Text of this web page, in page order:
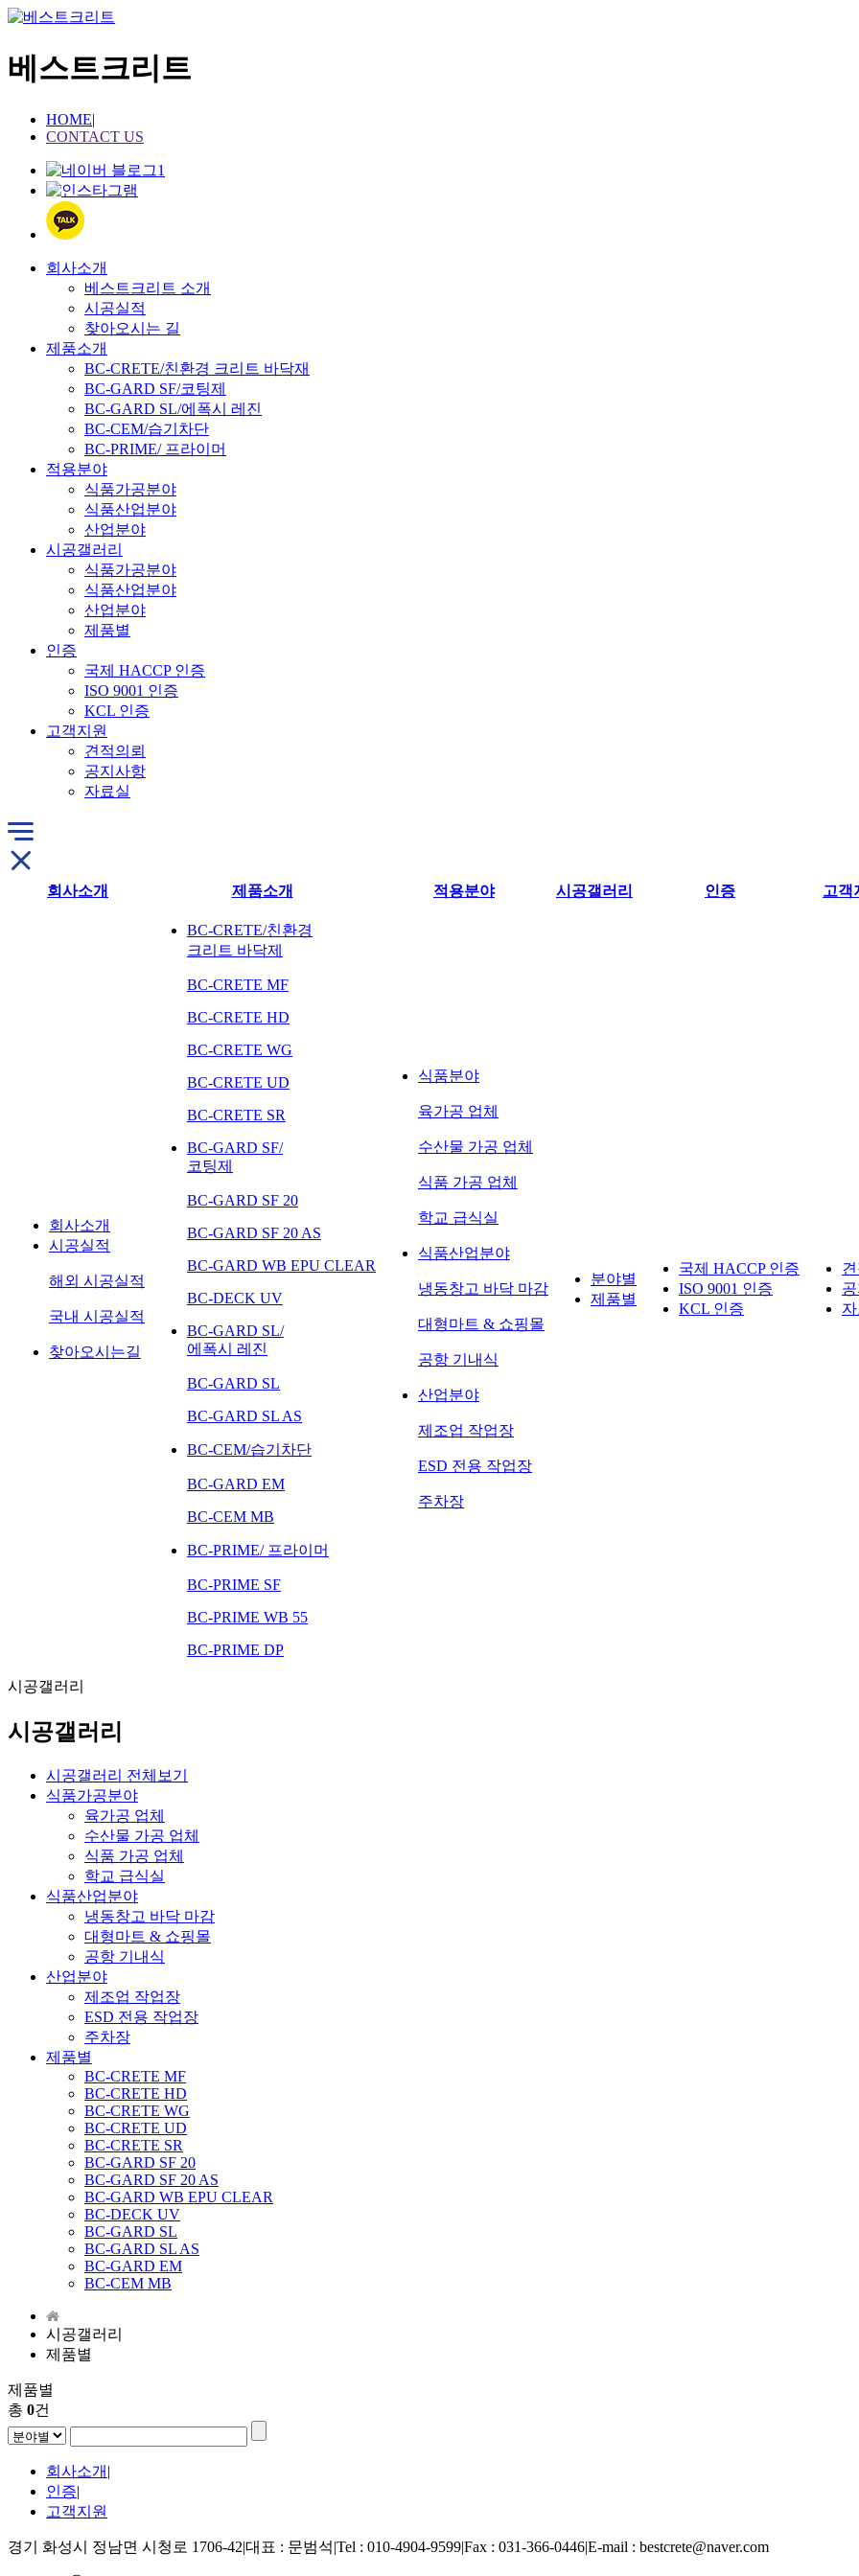
베스트크리트
HOME|
CONTACT US
회사소개
베스트크리트 소개
시공실적
찾아오시는 길
제품소개
BC-CRETE/친환경 크리트 바닥재
BC-GARD SF/코팅제
BC-GARD SL/에폭시 레진
BC-CEM/습기차단
BC-PRIME/ 프라이머
적용분야
식품가공분야
식품산업분야
산업분야
시공갤러리
식품가공분야
식품산업분야
산업분야
제품별
인증
국제 HACCP 인증
ISO 9001 인증
KCL 인증
고객지원
견적의뢰
공지사항
자료실
회사소개 제품소개 적용분야 시공갤러리 인증 고객
회사소개
시공실적
해외 시공실적
국내 시공실적
찾아오시는길
BC-CRETE/친환경
크리트 바닥제
BC-CRETE MF
BC-CRETE HD
BC-CRETE WG
BC-CRETE UD
BC-CRETE SR
BC-GARD SF/
코팅제
BC-GARD SF 20
BC-GARD SF 20 AS
BC-GARD WB EPU CLEAR
BC-DECK UV
BC-GARD SL/
에폭시 레진
BC-GARD SL
BC-GARD SL AS
BC-CEM/습기차단
BC-GARD EM
BC-CEM MB
BC-PRIME/ 프라이머
BC-PRIME SF
BC-PRIME WB 55
BC-PRIME DP
식품분야
육가공 업체
수산물 가공 업체
식품 가공 업체
학교 급식실
식품산업분야
냉동창고 바닥 마감
대형마트 & 쇼핑몰
공항 기내식
산업분야
제조업 작업장
ESD 전용 작업장
주차장
분야별
제품별
국제 HACCP 인증
ISO 9001 인증
KCL 인증
시공갤러리
시공갤러리
시공갤러리 전체보기
식품가공분야
육가공 업체
수산물 가공 업체
식품 가공 업체
학교 급식실
식품산업분야
냉동창고 바닥 마감
대형마트 & 쇼핑몰
공항 기내식
산업분야
제조업 작업장
ESD 전용 작업장
주차장
제품별
BC-CRETE MF
BC-CRETE HD
BC-CRETE WG
BC-CRETE UD
BC-CRETE SR
BC-GARD SF 20
BC-GARD SF 20 AS
BC-GARD WB EPU CLEAR
BC-DECK UV
BC-GARD SL
BC-GARD SL AS
BC-GARD EM
BC-CEM MB
시공갤러리
제품별
제품별
총 0건
회사소개 |
인증|
고객지원
경기 화성시 정남면 시청로 1706-42|대표 : 문범석|Tel : 010-4904-9599|Fax : 031-366-0446|E-mail : bestcrete@naver.com